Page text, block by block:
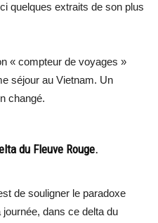
quelques extraits de son plus
« compteur de voyages »
séjour au Vietnam. Un
changé.
du Fleuve Rouge.
de souligner le paradoxe
journée, dans ce delta du